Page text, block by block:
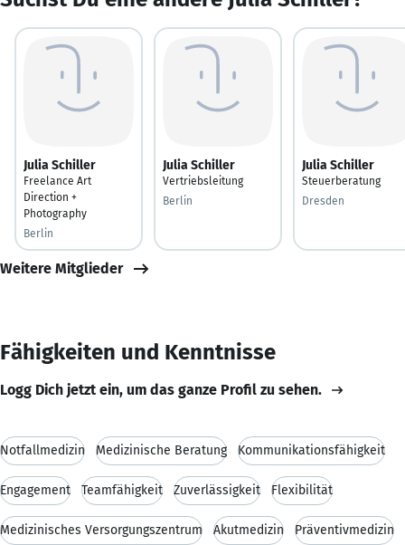
Julia Schiller
Freelance Art
Direction +
Photography
Berlin
Julia Schiller
Vertriebsleitung
Berlin
Julia Schiller
Steuerberatung
Dresden
Weitere Mitglieder
Fähigkeiten und Kenntnisse
Logg Dich jetzt ein, um das ganze Profil zu sehen.
Notfallmedizin Medizinische Beratung Kommunikationsfähigkeit
Engagement Teamfähigkeit Zuverlässigkeit Flexibilität
Medizinisches Versorgungszentrum Akutmedizin Präventivmedizin